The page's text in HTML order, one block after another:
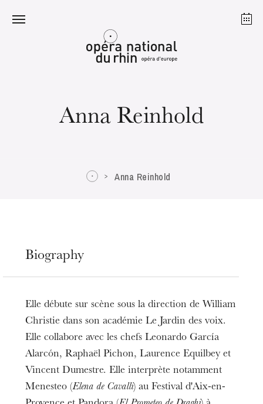
Strasbourg
Anna Reinhold
Anna Reinhold
Biography
Elle débute sur scène sous la direction de William
Christie dans son académie Le Jardin des voix.
Elle collabore avec les chefs Leonardo García
Alarcón, Raphaël Pichon, Laurence Equilbey et
Vincent Dumestre. Elle interprète notamment
Menesteo (Elena de Cavalli) au Festival d'Aix-en-